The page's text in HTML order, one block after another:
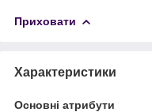
Приховати
Характеристики
Основні атрибути